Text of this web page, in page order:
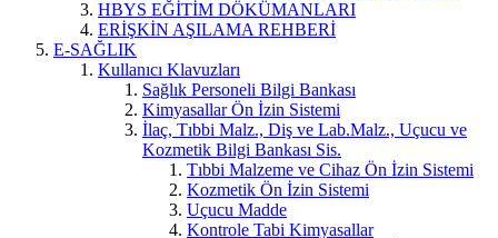
HBYS EĞİTİM DÖKÜMANLARI
ERİŞKİN AŞILAMA REHBERİ
E-SAĞLIK
Kullanıcı Klavuzları
Sağlık Personeli Bilgi Bankası
Kimyasallar Ön İzin Sistemi
İlaç, Tıbbi Malz., Diş ve Lab.Malz., Uçucu ve
Kozmetik Bilgi Bankası Sis.
Tıbbi Malzeme ve Cihaz Ön İzin Sistemi
Kozmetik Ön İzin Sistemi
Uçucu Madde
Kontrole Tabi Kimyasallar